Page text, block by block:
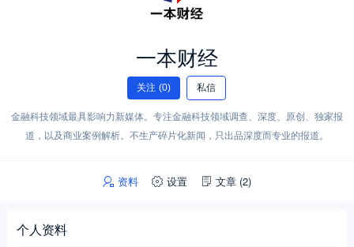
一本财经
关注 (0) 私信
金融科技领域最具影响力新媒体。专注金融科技领域调查、深度、原创、独家报
道，以及商业案例解析。不生产碎片化新闻，只出品深度而专业的报道。
资料 设置 文章 (2)
个人资料